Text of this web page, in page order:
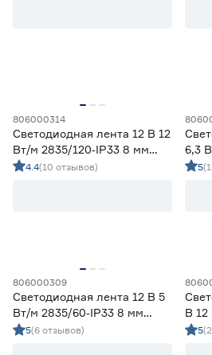
Apeyron
Geniled
IEK
Navigator
Ещё 2
Страна производства
2 года
3 года
806000314
Светодиодная лента 12 В 12
Вт/м 2835/120‑IP33 8 мм
дневной 5 м Geniled
4.4(10 отзывов)
6,3
5
806000309
Светодиодная лента 12 В 5
Вт/м 2835/60‑IP33 8 мм
дневной 5 м Geniled
5(6 отзывов)
В 12
мм5